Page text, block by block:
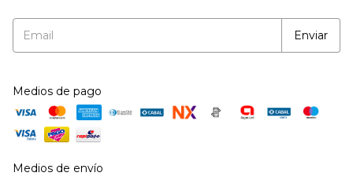
Medios de pago
Medios de envío